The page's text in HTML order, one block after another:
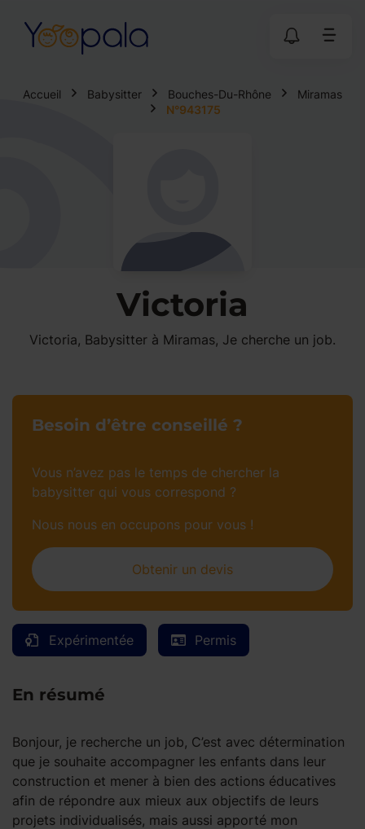
Accueil Babysitter Bouches-Du-Rhône
Miramas
N°943175
Victoria
Victoria, Babysitter à Miramas, Je cherche un job.
Expérimentée Permis
En résumé
Bonjour, je recherche un job, C’est avec détermination
que je souhaite accompagner les enfants dans leur
construction et mener à bien des actions éducatives
afin de répondre aux mieux aux objectifs de leurs
projets individualisés, mais aussi apporté mon
Besoin d’être conseillé ?
Vous n’avez pas le temps de chercher la
babysitter qui vous correspond ?
Nous nous en occupons pour vous !
Obtenir un devis